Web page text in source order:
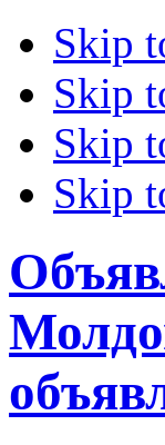
Skip
Skip
Skip
Skip